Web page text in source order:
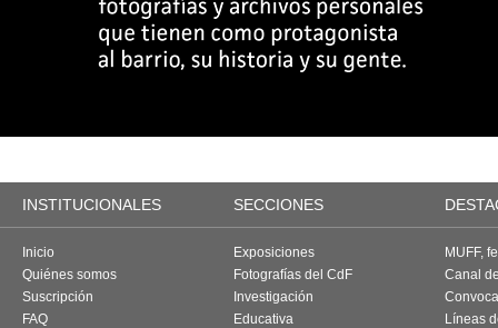
INSTITUCIONALES SECCIONES
Inicio
Quiénes somos
Suscripción
FAQ
Exposiciones
Fotografías del CdF
Investigación
Educativa
MUFF,
Canal
Líneas